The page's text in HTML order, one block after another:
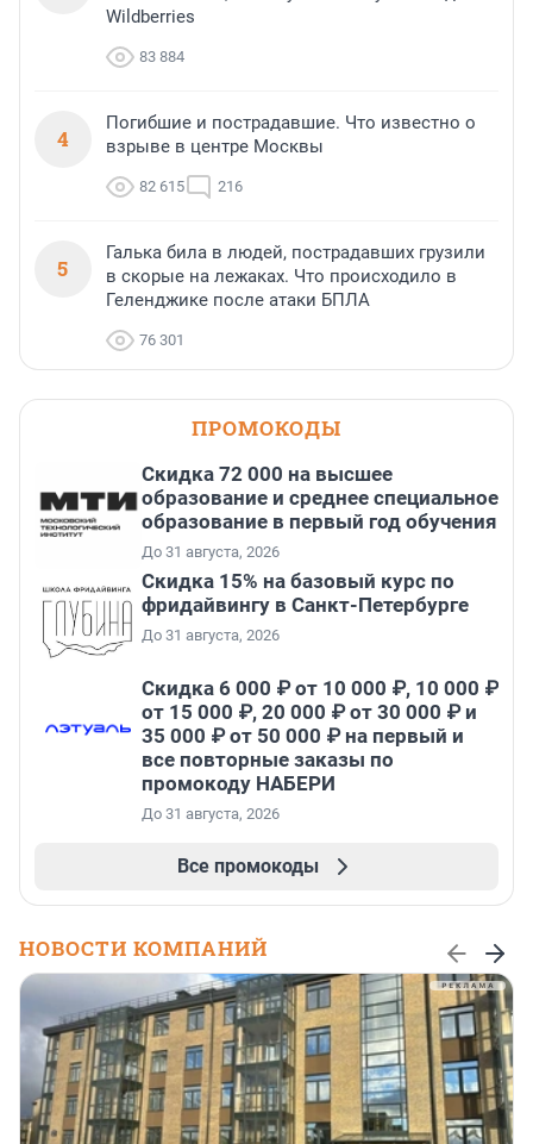
Wildberries
83 884
4
Погибшие и пострадавшие. Что известно о
взрыве в центре Москвы
82 615 216
5
Галька била в людей, пострадавших грузили
в скорые на лежаках. Что происходило в
Геленджике после атаки БПЛА
76 301
ПРОМОКОДЫ
Скидка 72 000 на высшее
образование и среднее специальное
образование в первый год обучения
До 31 августа, 2026
Скидка 15% на базовый курс по
фридайвингу в Санкт-Петербурге
До 31 августа, 2026
Скидка 6 000 ₽ от 10 000 ₽, 10 000 ₽
от 15 000 ₽, 20 000 ₽ от 30 000 ₽ и
35 000 ₽ от 50 000 ₽ на первый и
все повторные заказы по
промокоду НАБЕРИ
До 31 августа, 2026
Все промокоды
НОВОСТИ КОМПАНИЙ